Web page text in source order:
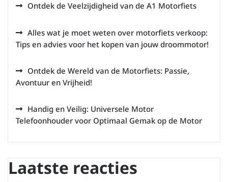
Ontdek de Veelzijdigheid van de A1 Motorfiets
Alles wat je moet weten over motorfiets verkoop:
Tips en advies voor het kopen van jouw droommotor!
Ontdek de Wereld van de Motorfiets: Passie,
Avontuur en Vrijheid!
Handig en Veilig: Universele Motor
Telefoonhouder voor Optimaal Gemak op de Motor
Laatste reacties